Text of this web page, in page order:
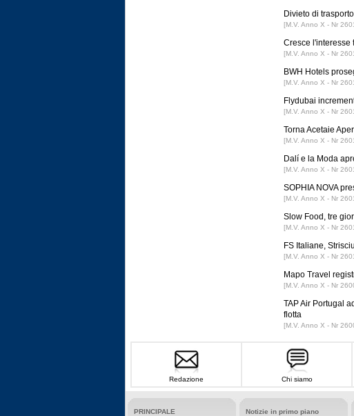
Divieto di
[M.V. Anno X - Nr
Cresce l'interesse
[M.V. Anno X - Nr
BWH Hotels
[M.V. Anno X - Nr
Flydubai
[M.V. Anno X - Nr
Torna Acetaie
[M.V. Anno X - Nr
Dalí e la Moda
[M.V. Anno X - Nr
SOPHIA NOVA
[M.V. Anno X - Nr
Slow Food, tre
[M.V. Anno X - Nr
FS Italiane,
[M.V. Anno X - Nr
Mapo Travel
[M.V. Anno X - Nr
TAP Air Portugal
flotta
[M.V. Anno X - Nr
Redazione Chi siamo
PRINCIPALE Notizie in primo piano